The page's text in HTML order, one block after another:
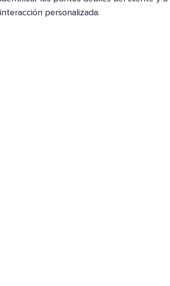
interacción personalizada.